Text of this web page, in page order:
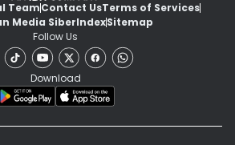
TeamContact UsTerms of Services
Media SiberIndexSitemap
Follow Us
Download